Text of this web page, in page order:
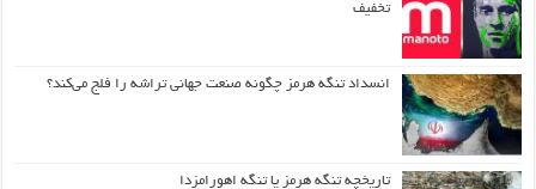
تخفیف
انسداد تنگه هرمز چگونه صنعت جهانی تراشه را فلج می‌کند؟
تاریخچه تنگه هرمز یا تنگه اهورامزدا